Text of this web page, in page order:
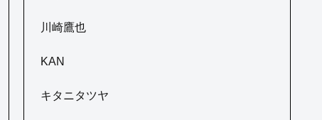
川崎鷹也
KAN
キタニタツヤ